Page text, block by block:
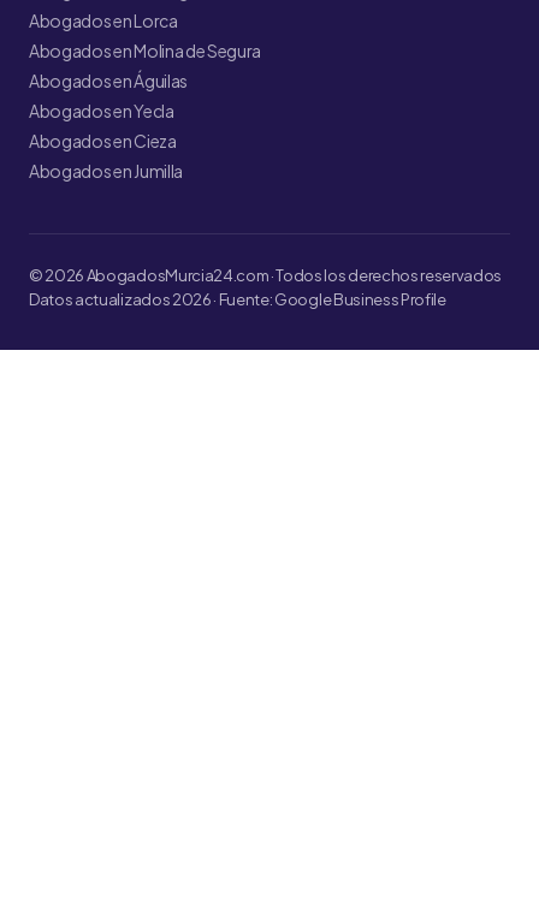
Abogados en Lorca
Abogados en Molina de Segura
Abogados en Águilas
Abogados en Yecla
Abogados en Cieza
Abogados en Jumilla
© 2026 AbogadosMurcia24.com · Todos los derechos reservados
Datos actualizados 2026 · Fuente: Google Business Profile